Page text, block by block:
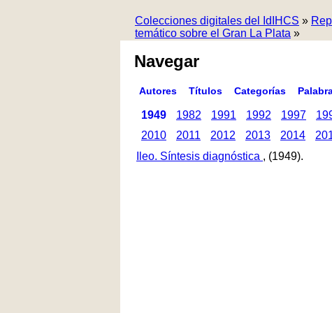
Colecciones digitales del IdIHCS »
temático sobre el Gran La Plata »
Navegar
Autores Títulos Categorías
1949 1982 1991 1992 1997
2010
2011 2012 2013 2014
Ileo. Síntesis diagnóstica , (1949).